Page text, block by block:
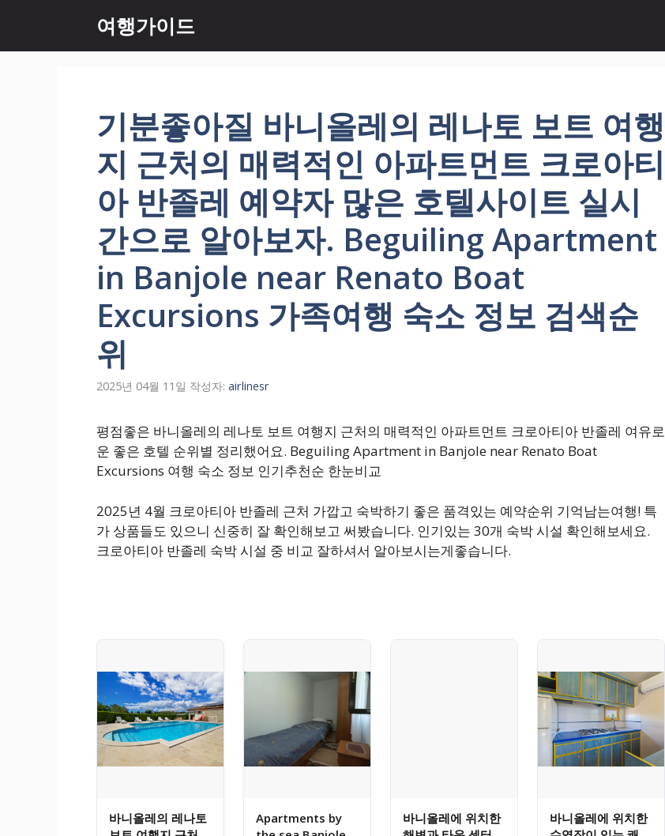
츠
여행가이드
기분좋아질 바니올레의 레나토 보트 여행
지 근처의 매력적인 아파트먼트 크로아티
아 반졸레 예약자 많은 호텔사이트 실시
간으로 알아보자. Beguiling Apartment
in Banjole near Renato Boat
Excursions 가족여행 숙소 정보 검색순
위
2025년 04월 11일 작성자: airlinesr
평점좋은 바니올레의 레나토 보트 여행지 근처의 매력적인 아파트먼트 크로아티아 반졸레 여유로
운 좋은 호텔 순위별 정리했어요. Beguiling Apartment in Banjole near Renato Boat
Excursions 여행 숙소 정보 인기추천순 한눈비교
2025년 4월 크로아티아 반졸레 근처 가깝고 숙박하기 좋은 품격있는 예약순위 기억남는여행! 특
가 상품들도 있으니 신중히 잘 확인해보고 써봤습니다. 인기있는 30개 숙박 시설 확인해보세요.
크로아티아 반졸레 숙박 시설 중 비교 잘하셔서 알아보시는게좋습니다.
바니올레의 레나토
Apartments by
바니올레에 위치한
바니올레에 위치한